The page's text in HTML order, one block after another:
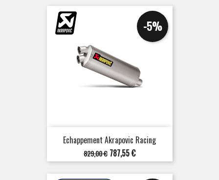
base
Echappement Akrapovic Racing
Prix
de
base
829,00 €
-5%
Prix
787,55 €